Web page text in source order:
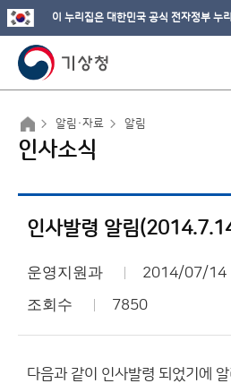
이 누리집은 대한민국 공식 전자정부 누
알림·자료 알림
인사소식
인사발령 알림
운영지원과 2014/07/14
조회수 7850
다음과 같이 인사발령 되었기에